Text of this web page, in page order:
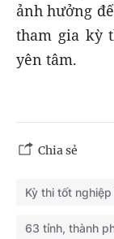
ảnh hưởng
tham gia kỳ
yên tâm.
Chia sẻ
Kỳ thi tốt
63 tỉnh, thành